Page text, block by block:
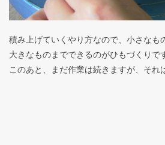
積み上げていくやり方なので、小さなも
大きなものまでできるのがひもづくりで
このあと、まだ作業は続きますが、それ